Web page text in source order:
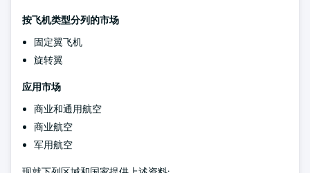
按飞机类型分列的市场
固定翼飞机
旋转翼
应用市场
商业和通用航空
商业航空
军用航空